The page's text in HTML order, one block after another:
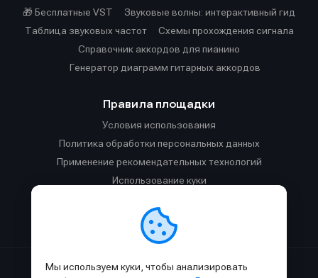
🎁 Бесплатные VST
Звуковые волны: интерактивный гид
Таблица звуковых частот
Cхемы прохождения сигнала
Справочник аккордов для пианино
Генератор диаграмм гитарных аккордов
Правила площадки
Условия использования
Политика обработки персональных данных
Применение рекомендательных технологий
Использование куки
Правила общения в Телеграм-чате
Мы используем куки, чтобы анализировать